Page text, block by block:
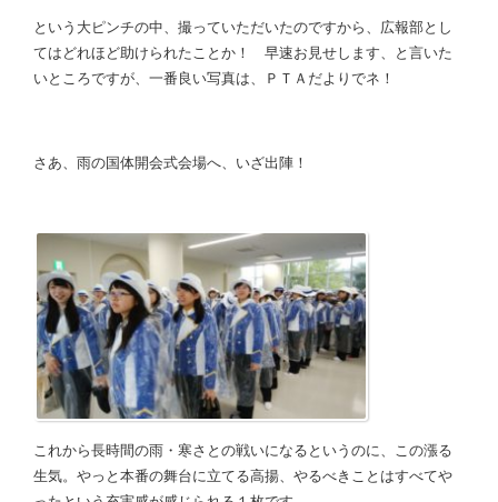
という大ピンチの中、撮っていただいたのですから、広報部とし
てはどれほど助けられたことか！ 早速お見せします、と言いた
いところですが、一番良い写真は、ＰＴＡだよりでネ！
さあ、雨の国体開会式会場へ、いざ出陣！
これから長時間の雨・寒さとの戦いになるというのに、この漲る
生気。やっと本番の舞台に立てる高揚、やるべきことはすべてや